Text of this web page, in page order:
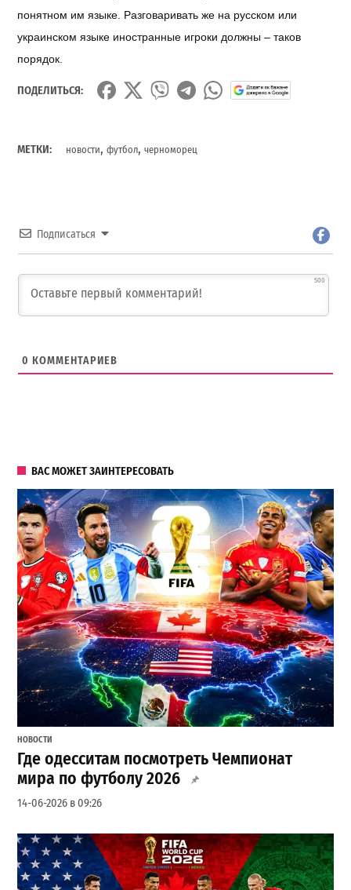
понятном им языке. Разговаривать же на русском или
украинском языке иностранные игроки должны – таков
порядок.
ПОДЕЛИТЬСЯ:
МЕТКИ: новости,футбол,черноморец
Подписаться
500
0 КОММЕНТАРИЕВ
ВАС МОЖЕТ ЗАИНТЕРЕСОВАТЬ
НОВОСТИ
Где одесситам посмотреть Чемпионат
мира по футболу 2026
14-06-2026 в 09:26